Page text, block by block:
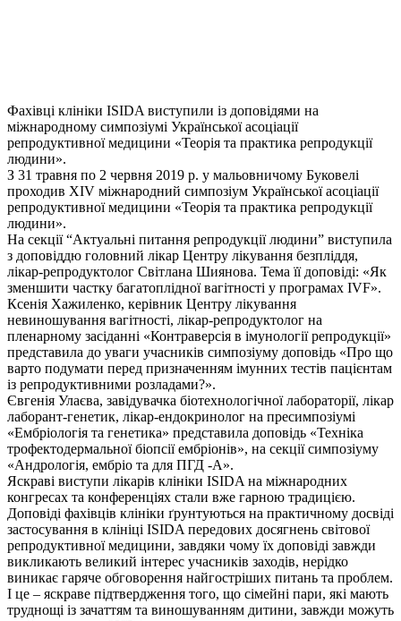
Фахівці клініки ISIDA виступили із доповідями на
міжнародному симпозіумі Української асоціації
репродуктивної медицини «Теорія та практика репродукції
людини».
З 31 травня по 2 червня 2019 р. у мальовничому Буковелі
проходив XIV міжнародний симпозіум Української асоціації
репродуктивної медицини «Теорія та практика репродукції
людини».
На секції “Актуальні питання репродукції людини” виступила
з доповіддю головний лікар Центру лікування безпліддя,
лікар-репродуктолог Світлана Шиянова. Тема її доповіді: «Як
зменшити частку багатоплідної вагітності у програмах IVF».
Ксенія Хажиленко, керівник Центру лікування
невиношування вагітності, лікар-репродуктолог на
пленарному засіданні «Контраверсія в імунології репродукції»
представила до уваги учасників симпозіуму доповідь «Про що
варто подумати перед призначенням імунних тестів пацієнтам
із репродуктивними розладами?».
Євгенія Улаєва, завідувачка біотехнологічної лабораторії, лікар
лаборант-генетик, лікар-ендокринолог на пресимпозіумі
«Ембріологія та генетика» представила доповідь «Техніка
трофектодермальної біопсії ембріонів», на секції симпозіуму
«Андрологія, ембріо та для ПГД -А».
Яскраві виступи лікарів клініки ISIDA на міжнародних
конгресах та конференціях стали вже гарною традицією.
Доповіді фахівців клініки ґрунтуються на практичному досвіді
застосування в клініці ISIDA передових досягнень світової
репродуктивної медицини, завдяки чому їх доповіді завжди
викликають великий інтерес учасників заходів, нерідко
виникає гаряче обговорення найгостріших питань та проблем.
І це – яскраве підтвердження того, що сімейні пари, які мають
труднощі із зачаттям та виношуванням дитини, завжди можуть